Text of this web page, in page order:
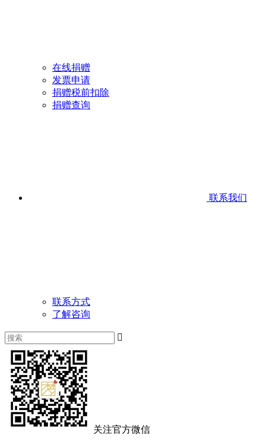
在线捐赠
发票申请
捐赠税前扣除
捐赠查询
联系我们
联系方式
了解咨询

关注官方微信